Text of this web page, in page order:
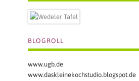
BLOGROLL
www.ugb.de
www.daskleinekochstudio.blogspot.de